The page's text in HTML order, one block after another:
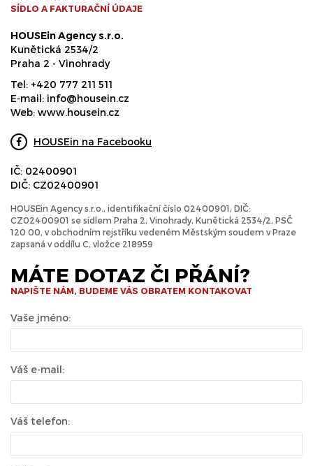
SÍDLO A FAKTURAČNÍ ÚDAJE
HOUSEin Agency s.r.o.
Kunětická 2534/2
Praha 2 - Vinohrady
Tel: +420 777 211 511
E-mail: info@housein.cz
Web: www.housein.cz
HOUSEin na Facebooku
IČ: 02400901
DIČ: CZ02400901
HOUSEin Agency s.r.o., identifikační číslo 02400901, DIČ:
CZ02400901 se sídlem Praha 2, Vinohrady, Kunětická 2534/2, PSČ
120 00, v obchodním rejstříku vedeném Městským soudem v Praze
zapsaná v oddílu C, vložce 218959
MÁTE DOTAZ ČI PŘÁNÍ?
NAPIŠTE NÁM, BUDEME VÁS OBRATEM KONTAKOVAT
Vaše jméno:
Váš e-mail:
Váš telefon: